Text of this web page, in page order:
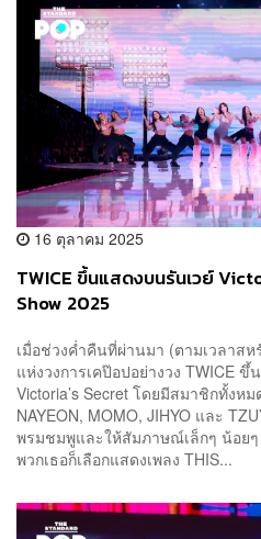
16 ตุลาคม 2025
TWICE ขึ้นแสดงบนรันเวย์
Show 2025
เมื่อช่วงค่ำคืนที่ผ่านมา (ตามเวลาสห
แห่งวงการเคป๊อปอย่างวง TWICE
Victoria’s Secret โดยมีสมาชิกทั้ง
NAYEON, MOMO, JIHYO และ
พรมชมพูและให้สัมภาษณ์เล็กๆ น้อย
พวกเธอก็เลือกแสดงเพลง THIS...